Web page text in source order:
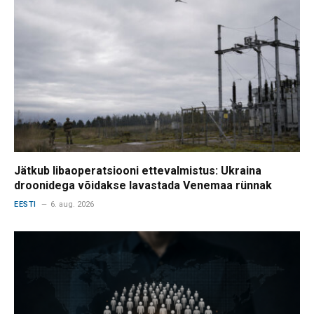
Jätkub libaoperatsiooni ettevalmistus: Ukraina
droonidega võidakse lavastada Venemaa rünnak
EESTI 6. aug. 2026